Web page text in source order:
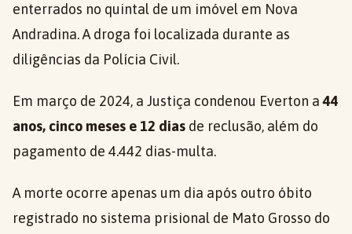
enterrados no quintal de um imóvel em Nova
Andradina. A droga foi localizada durante as
diligências da Polícia Civil.
Em março de 2024, a Justiça condenou Everton a44
anos, cinco meses e 12 dias de reclusão, além do
pagamento de 4.442 dias-multa.
A morte ocorre apenas um dia após outro óbito
registrado no sistema prisional de Mato Grosso do